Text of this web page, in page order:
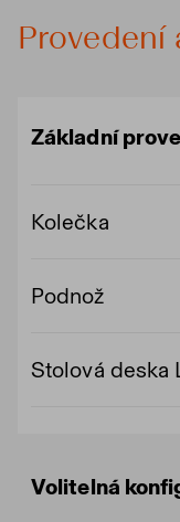
Provedení
Základní
Kolečka
Podnož
Stolová deska
Volitelná